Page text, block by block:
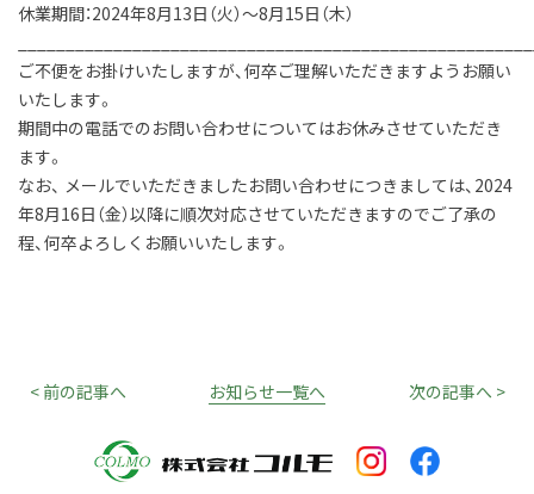
休業期間：2024年8月13日（火）～8月15日（木）
ご不便をお掛けいたしますが、何卒ご理解いただきますようお願い
いたします。
期間中の電話でのお問い合わせについてはお休みさせていただき
ます。
なお、 メールでいただきましたお問い合わせにつきましては、2024
年8月16日（金）以降に順次対応させていただきますのでご了承の
程、何卒よろしくお願いいたします。
< 前の記事へ お知らせ一覧へ 次の記事へ >